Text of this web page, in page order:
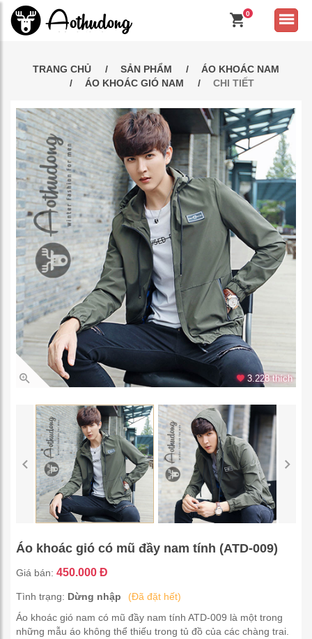
0
TRANG CHỦ SẢN PHẨM
ÁO KHOÁC NAM
ÁO KHOÁC GIÓ NAM
CHI TIẾT
3.228 thích
Áo khoác gió có mũ đầy nam tính (ATD-009)
Giá bán: 450.000 Đ
Tình trạng: Dừng nhập
(Đã đặt hết)
Áo khoác gió nam có mũ đầy nam tính ATD-009 là một trong
những mẫu áo không thể thiếu trong tủ đồ của các chàng trai.